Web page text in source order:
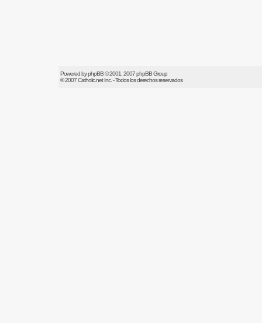
Powered byphpBB© 2001, 2007 phpBB Group
© 2007Catholic.netInc. - Todos los derechos reservados